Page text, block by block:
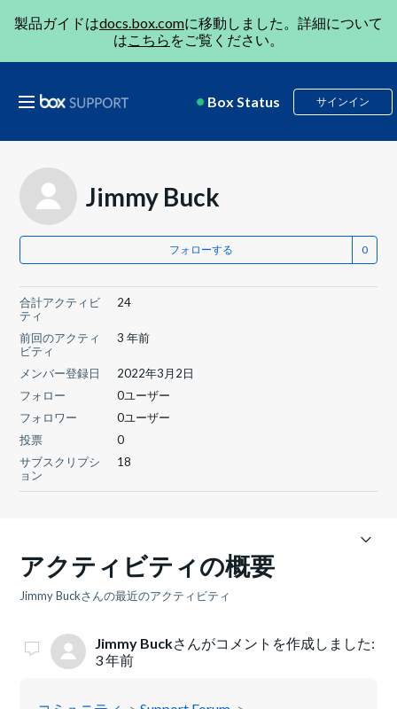
製品ガイドはdocs.box.comに移動しました。詳細について
はこちら をご覧ください。
Box Status サインイン
Jimmy Buck
フォローする
合計アクティビ
ティ
24
前回のアクティ
ビティ
3 年前
メンバー登録日
2022年3月2日
フォロー
0ユーザー
フォロワー
0ユーザー
投票
0
サブスクリプシ
ョン
18
アクティビティの概要
Jimmy Buckさんの最近のアクティビティ
Jimmy Buckさんがコメントを作成しました:
3 年前